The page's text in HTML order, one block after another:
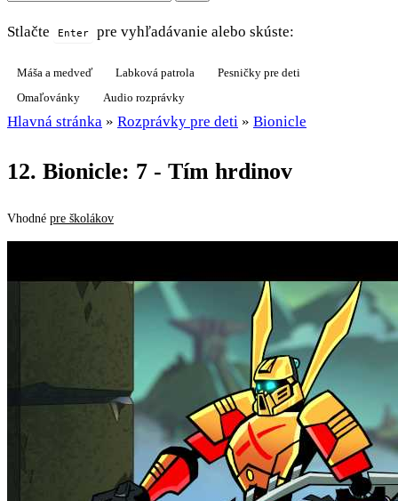
Stlačte Enter pre vyhľadávanie alebo skúste:
Máša a medveď Labková patrola
Pesničky pre deti
Omaľovánky
Audio rozprávky
Hlavná stránka » Rozprávky pre deti » Bionicle
12. Bionicle: 7 - Tím hrdinov
Vhodné pre školákov